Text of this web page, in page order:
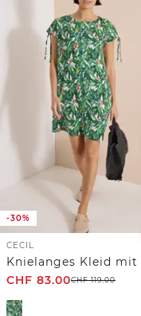
-30%
CECIL
CHF 83.00CHF119.00